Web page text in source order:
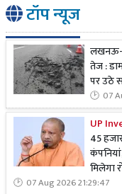
टॉप न्यूज
लखनऊ-
तेज :
पर उठे
07
UP
45
मिलेगा
07 Aug 2026 21:29:47